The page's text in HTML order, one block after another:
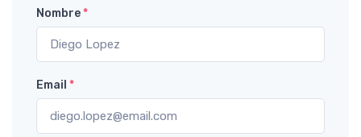
Nombre*
Email *